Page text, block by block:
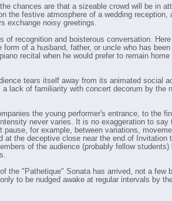
chances are that a sizeable crowd will be in
the festive atmosphere of a wedding reception,
exchange noisy greetings.
of recognition and boisterous conversation.
of a husband, father, or uncle who has been
recital when he would prefer to remain home
tears itself away from its animated social
lack of familiarity with concert decorum by the
the young performer's entrance, to the
never varies. It is no exaggeration to say
pause, for example, between variations,
at the deceptive close near the end of Invitation
of the audience (probably fellow students)
the "Pathetique" Sonata has arrived, not a few
to be nudged awake at regular intervals by